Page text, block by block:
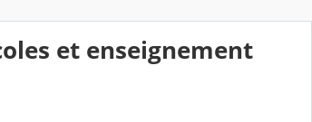
et enseignement